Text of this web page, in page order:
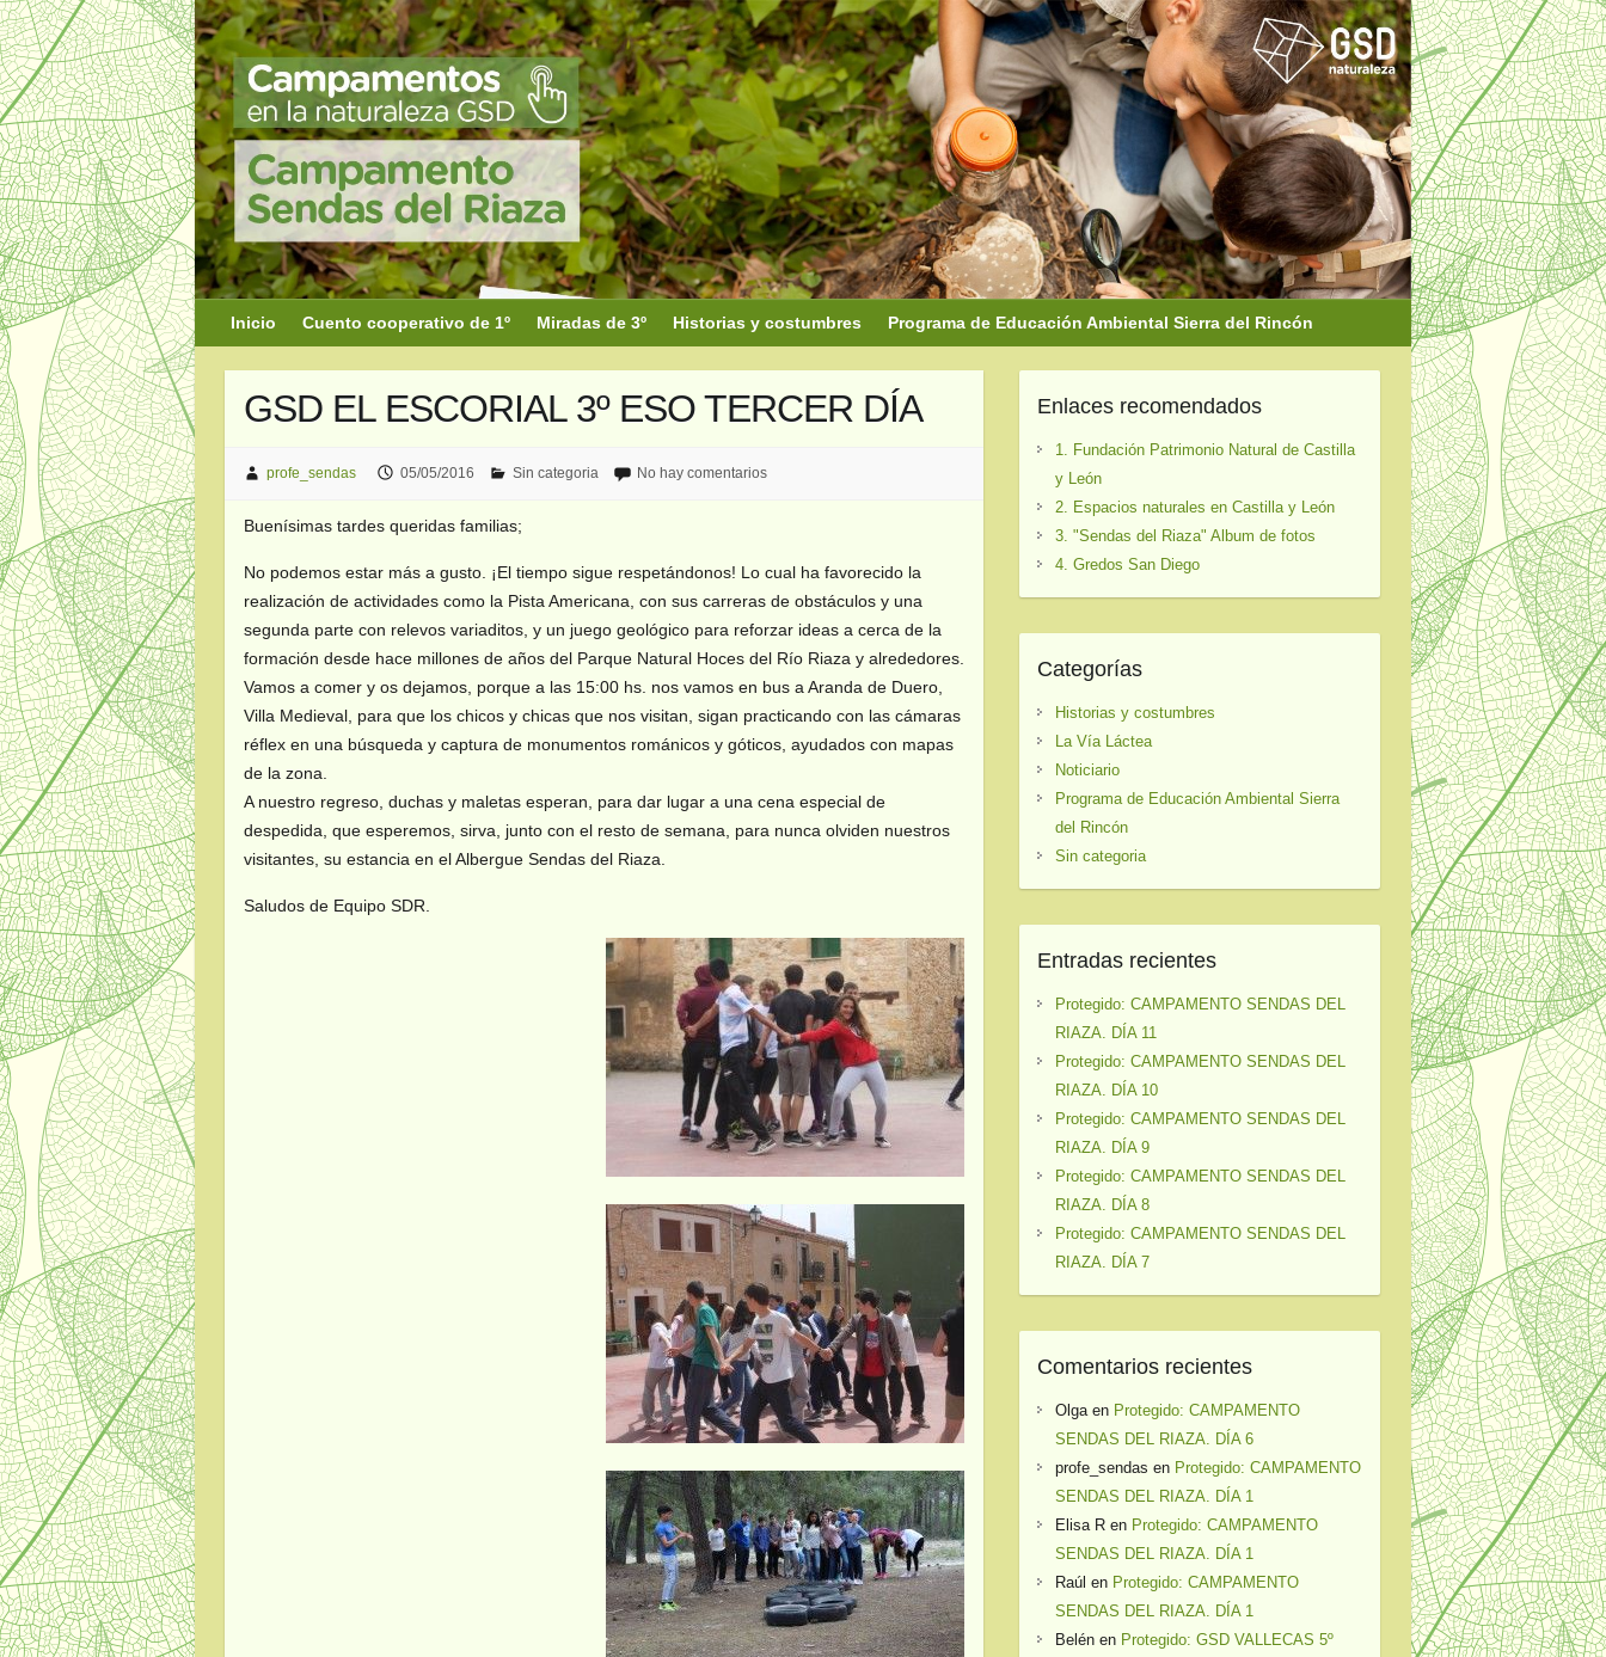
Saltar
al
contenido
Inicio Cuento cooperativo de 1º Miradas de 3º Historias y costumbres Programa de Educación Ambiental Sierra del Rincón
GSD EL ESCORIAL 3º ESO TERCER DÍA
profe_sendas 05/05/2016 Sin categoria No hay comentarios
Buenísimas tardes queridas familias;
No podemos estar más a gusto. ¡El tiempo sigue respetándonos! Lo cual ha favorecido la
realización de actividades como la Pista Americana, con sus carreras de obstáculos y una
segunda parte con relevos variaditos, y un juego geológico para reforzar ideas a cerca de la
formación desde hace millones de años del Parque Natural Hoces del Río Riaza y alrededores.
Vamos a comer y os dejamos, porque a las 15:00 hs. nos vamos en bus a Aranda de Duero,
Villa Medieval, para que los chicos y chicas que nos visitan, sigan practicando con las cámaras
réflex en una búsqueda y captura de monumentos románicos y góticos, ayudados con mapas
de la zona.
A nuestro regreso, duchas y maletas esperan, para dar lugar a una cena especial de
despedida, que esperemos, sirva, junto con el resto de semana, para nunca olviden nuestros
visitantes, su estancia en el Albergue Sendas del Riaza.
Saludos de Equipo SDR.
Enlaces recomendados
1. Fundación Patrimonio Natural de Castilla
y León
2. Espacios naturales en Castilla y León
3. "Sendas del Riaza" Album de fotos
4. Gredos San Diego
Categorías
Historias y costumbres
La Vía Láctea
Noticiario
Programa de Educación Ambiental Sierra
del Rincón
Sin categoria
Entradas recientes
Protegido: CAMPAMENTO SENDAS DEL
RIAZA. DÍA 11
Protegido: CAMPAMENTO SENDAS DEL
RIAZA. DÍA 10
Protegido: CAMPAMENTO SENDAS DEL
RIAZA. DÍA 9
Protegido: CAMPAMENTO SENDAS DEL
RIAZA. DÍA 8
Protegido: CAMPAMENTO SENDAS DEL
RIAZA. DÍA 7
Comentarios recientes
Olgaen Protegido: CAMPAMENTO
SENDAS DEL RIAZA. DÍA 6
profe_sendas en Protegido: CAMPAMENTO
SENDAS DEL RIAZA. DÍA 1
Elisa Ren Protegido: CAMPAMENTO
SENDAS DEL RIAZA. DÍA 1
Raúl en Protegido: CAMPAMENTO
SENDAS DEL RIAZA. DÍA 1
Belénen Protegido: GSD VALLECAS 5º